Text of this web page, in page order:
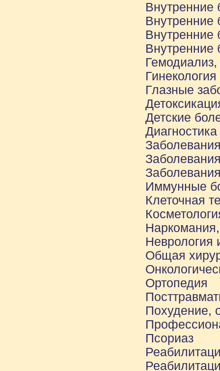
Внутренние
Внутренние
Внутренние
Внутренние
Гинекология
Глазные
Детские
Диагностика
Иммунные
Клеточная
Неврология
Общая
Ортопедия
Похудение,
Псориаз